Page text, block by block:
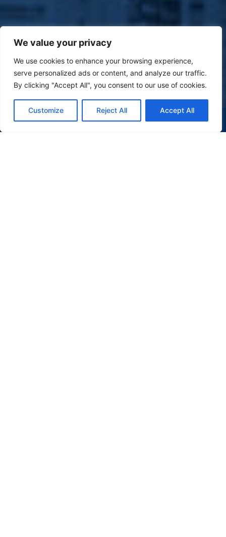
We value your privacy
We use cookies to enhance your browsing experience,
serve personalized ads or content, and analyze our traffic.
By clicking "Accept All", you consent to our use of cookies.
Customize Reject All Accept All
(47) 9 9977-7630